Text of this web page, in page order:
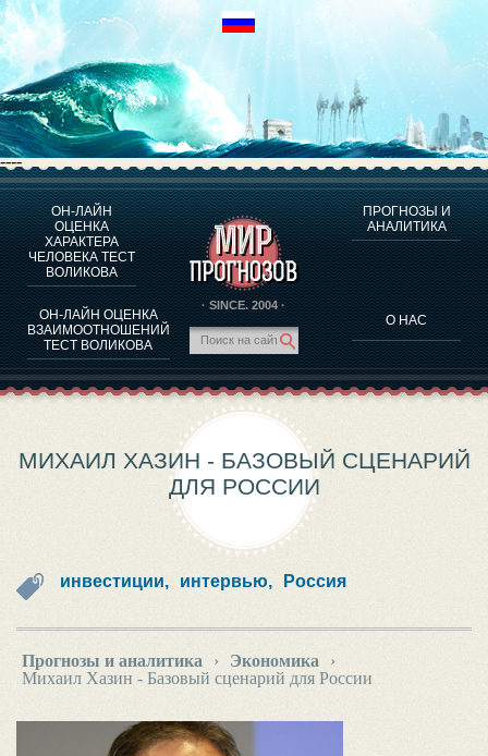
----
ОН-ЛАЙН
ОЦЕНКА
ХАРАКТЕРА
ЧЕЛОВЕКА ТЕСТ
ВОЛИКОВА
ОН-ЛАЙН ОЦЕНКА
ВЗАИМООТНОШЕНИЙ
ТЕСТ ВОЛИКОВА
· SINCE. 2004 ·
ПРОГНОЗЫ И
АНАЛИТИКА
О НАС
О ПРОГРАММЕ
ОЦЕНКА ХАРАКТЕРA ЧЕЛОВЕКА
ОЦЕНКА ХАРАКТЕРА ВЫДАЮЩИХСЯ ЛИЧНОСТЕЙ
О ПРОГРАММЕ
ТЕСТ НА СОВМЕСТИМОСТЬ ВОЛИКОВА
ПРОГНОЗЫ И АНАЛИТИКА
МИХАИЛ ХАЗИН - БАЗОВЫЙ СЦЕНАРИЙ
ДЛЯ РОССИИ
инвестиции, интервью, Россия
Прогнозы и аналитика › Экономика
›
Михаил Хазин - Базовый сценарий для России